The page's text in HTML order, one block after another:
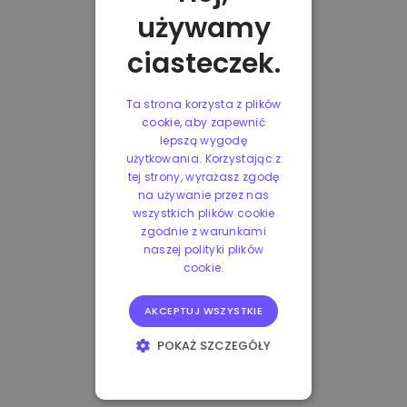
używamy
ciasteczek.
Ta strona korzysta z plików
cookie, aby zapewnić
lepszą wygodę
użytkowania. Korzystając z
tej strony, wyrażasz zgodę
na używanie przez nas
wszystkich plików cookie
zgodnie z warunkami
naszej polityki plików
cookie.
AKCEPTUJ WSZYSTKIE
POKAŻ SZCZEGÓŁY